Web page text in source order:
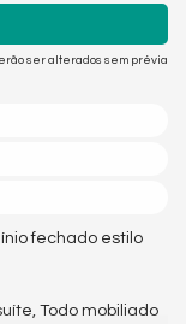
ser alterados sem prévia
fechado estilo
Todo mobiliado